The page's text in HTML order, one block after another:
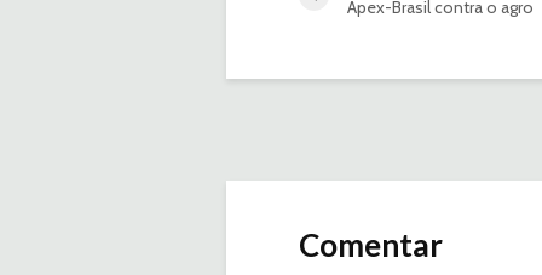
Apex-Brasil contra o agro
Comentar